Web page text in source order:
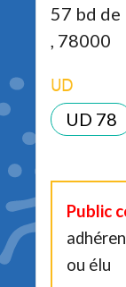
57 bd de
, 78000
UD
UD 78
Public
ou élu